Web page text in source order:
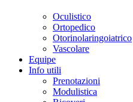
Oculistico
Ortopedico
Otorinolaringoiatrico
Vascolare
Equipe
Info utili
Prenotazioni
Modulistica